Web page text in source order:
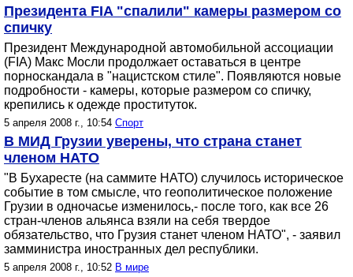
Президента FIA "спалили" камеры размером со
спичку
Президент Международной автомобильной ассоциации
(FIA) Макс Мосли продолжает оставаться в центре
порноскандала в "нацистском стиле". Появляются новые
подробности - камеры, которые размером со спичку,
крепились к одежде проституток.
5 апреля 2008 г., 10:54 Спорт
В МИД Грузии уверены, что страна станет
членом НАТО
"В Бухаресте (на саммите НАТО) случилось историческое
событие в том смысле, что геополитическое положение
Грузии в одночасье изменилось,- после того, как все 26
стран-членов альянса взяли на себя твердое
обязательство, что Грузия станет членом НАТО", - заявил
замминистра иностранных дел республики.
5 апреля 2008 г., 10:52 В мире